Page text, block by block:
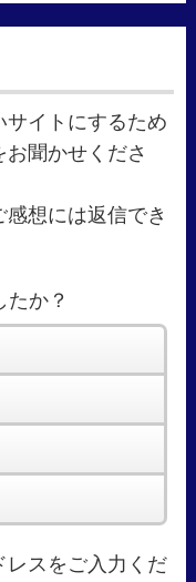
イトにするため
聞かせくださ
想には返信でき
か？
レスをご入力くだ